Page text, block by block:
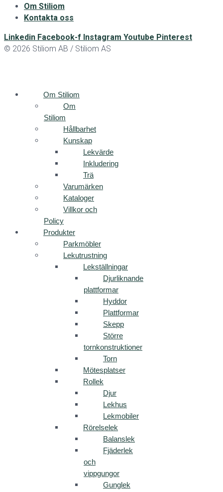
Om Stiliom
Kontakta oss
Linkedin Facebook-f Instagram Youtube Pinterest
© 2026 Stiliom AB / Stiliom AS
Om Stiliom
Om
Stiliom
Hållbarhet
Kunskap
Lekvärde
Inkludering
Trä
Varumärken
Kataloger
Villkor och
Policy
Produkter
Parkmöbler
Lekutrustning
Lekställningar
Djurliknande
plattformar
Hyddor
Plattformar
Skepp
Större
tornkonstruktioner
Torn
Mötesplatser
Rollek
Djur
Lekhus
Lekmobiler
Rörelselek
Balanslek
Fjäderlek
och
vippgungor
Gunglek